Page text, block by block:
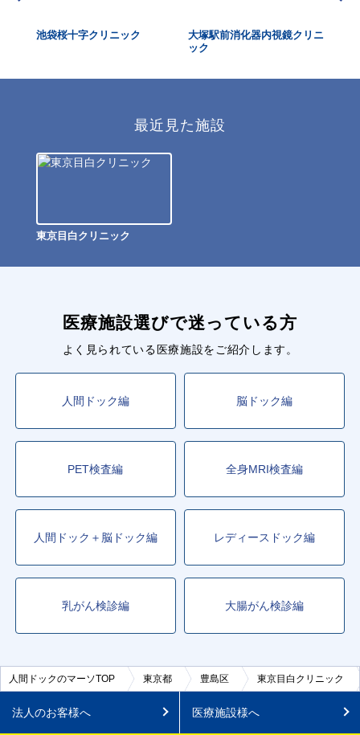
池袋桜十字クリニック
大塚駅前消化器内視鏡クリニ
ック
最近見た施設
東京目白クリニック
医療施設選びで迷っている方
よく見られている医療施設をご紹介します。
人間ドック編 脳ドック編
PET検査編 全身MRI検査編
人間ドック＋脳ドック編 レディースドック編
乳がん検診編 大腸がん検診編
人間ドックのマーソTOP 東京都 豊島区 東京目白クリニック
法人のお客様へ 医療施設様へ